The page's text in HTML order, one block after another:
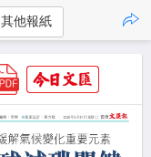
其他報紙